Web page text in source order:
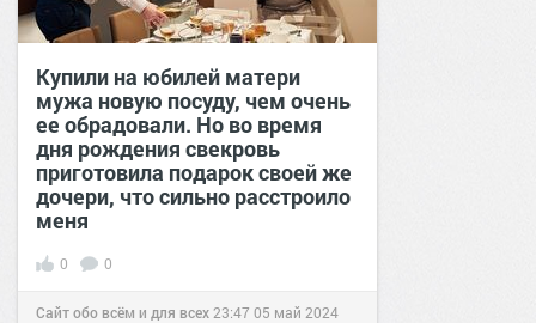
Купили на юбилей матери
мужа новую посуду, чем очень
ее обрадовали. Но во время
дня рождения свекровь
приготовила подарок своей же
дочери, что сильно расстроило
меня
0 0
Сайт обо всём и для всех 23:47 05 май 2024